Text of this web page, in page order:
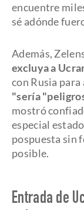
encuentre
sé adónde
Además,
excluya a
con Rusia
"sería
mostró
especial
pospuesta sin
posible.
Entrada de